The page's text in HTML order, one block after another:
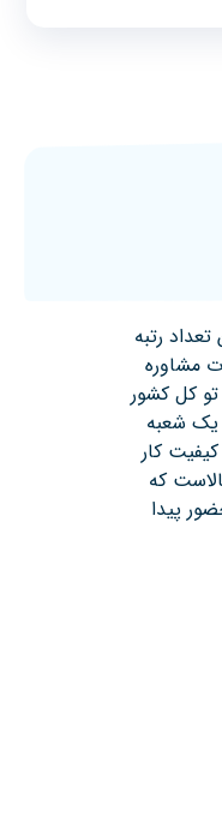
رتبه
مشاوره
کل کشور
یک شعبه
کار
که
پیدا